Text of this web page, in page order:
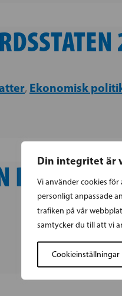
Din integritet är
Vi använder cookies
personligt anpassade
trafiken på vår
samtycker du till att vi
Cookieinställningar
, Ekonomisk
BEHÖVER